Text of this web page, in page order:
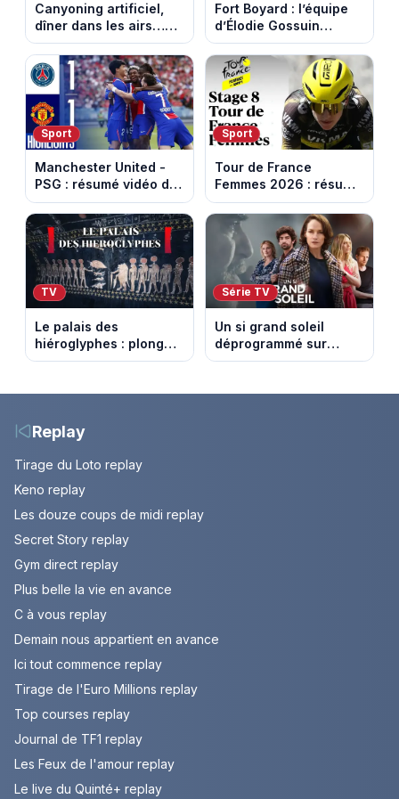
Canyoning artificiel,
dîner dans les airs…
les loisirs les plus fous
passés au crible dans
Capital
Fort Boyard : l’équipe
d’Élodie Gossuin
termine avec une belle
somme pour l'Unicef et
le Refuge
Sport
Manchester United -
PSG : résumé vidéo du
match amical du 8 août
2026
Sport
Tour de France
Femmes 2026 : résumé
vidéo de la 9e étape
entre Sisteron et Nice
TV
Le palais des
hiéroglyphes : plongez
dans la tombe
les archéologues
Série TV
Un si grand soleil
déprogrammé sur
France 3 : cinq
diffusés le 13 août
Replay
Tirage du Loto replay
Keno replay
Les douze coups de midi replay
Secret Story replay
Gym direct replay
Plus belle la vie en avance
C à vous replay
Demain nous appartient en avance
Ici tout commence replay
Tirage de l'Euro Millions replay
Top courses replay
Journal de TF1 replay
Les Feux de l'amour replay
Le live du Quinté+ replay